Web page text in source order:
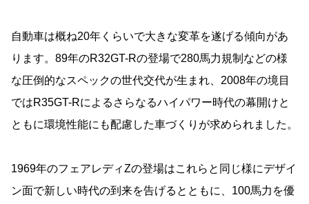
自動車は概ね20年くらいで大きな変革を遂げる傾向があ
ります。89年のR32GT-Rの登場で280馬力規制などの様
な圧倒的なスペックの世代交代が生まれ、2008年の境目
ではR35GT-Rによるさらなるハイパワー時代の幕開けと
ともに環境性能にも配慮した車づくりが求められました。
1969年のフェアレディZの登場はこれらと同じ様にデザイ
ン面で新しい時代の到来を告げるとともに、100馬力を優